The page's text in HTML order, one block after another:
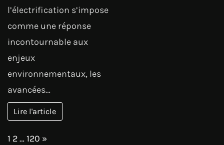
l’électrification s’impose
comme une réponse
incontournable aux
enjeux
environnementaux, les
avancées…
Lire l'article
Page:
1 2…120 Next
»